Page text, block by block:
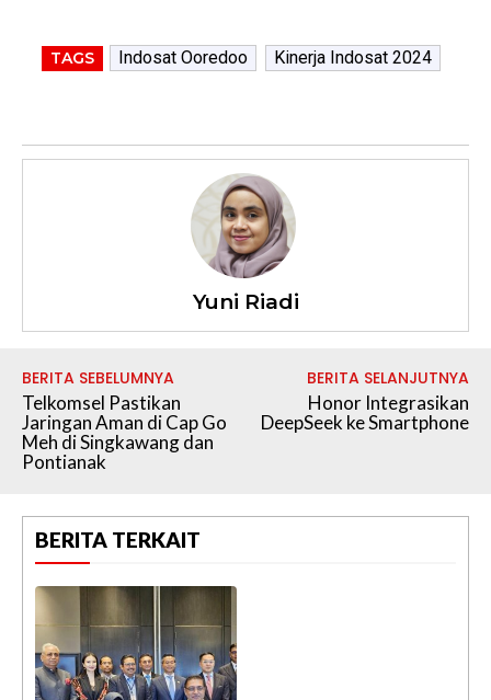
TAGS Indosat Ooredoo Kinerja Indosat 2024
Yuni Riadi
BERITA SEBELUMNYA
Telkomsel Pastikan
Jaringan Aman di Cap Go
Meh di Singkawang dan
Pontianak
BERITA SELANJUTNYA
Honor Integrasikan
DeepSeek ke Smartphone
BERITA TERKAIT